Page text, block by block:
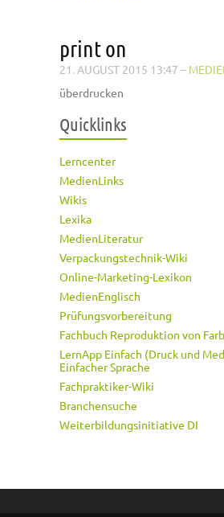
print on
21. AUGUST 2015 13:47 –
überdrucken
Quicklinks
Lerncenter
MedienLinks
Wikis
Lexika
MedienLiteratur
Verpackungstechnik-Wiki
Online-Marketing-Lexikon
MedienEnglisch
Prüfungsvorbereitung
Fachbuch Reproduktion von
LernApp Einfach (Druck und
Einfacher Sprache
Fachpraktiker-Wiki
Branchensuche
Weiterbildungsinitiative DI